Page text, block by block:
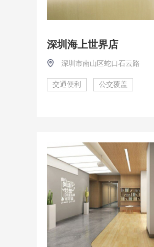
深圳海上世界店
深圳市南山区蛇口石云路
交通便利 公交覆盖